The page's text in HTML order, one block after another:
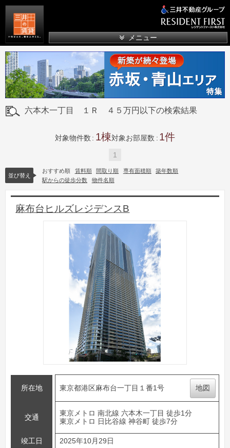
メニュー
六本木一丁目 １Ｒ ４５万円以下の検索結果
対象物件数 1 対象お部屋数 1
1
並び替え
おすすめ順 賃料順 間取り順 専有面積順
築年数順
駅からの徒歩分数
物件名順
麻布台ヒルズレジデンスB
所在地 東京都港区麻布台一丁目１番1号 地図
交通
東京メトロ 南北線 六本木一丁目 徒歩1分
東京メトロ 日比谷線 神谷町 徒歩7分
竣工日 2025年10月29日